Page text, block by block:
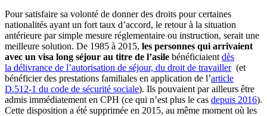
Pour satisfaire sa volonté de donner des droits pour certaines
nationalités ayant un fort taux d’accord, le retour à la situation
antérieure par simple mesure réglementaire ou instruction, serait une
meilleure solution. De 1985 à 2015, les personnes qui arrivaient
avec un visa long séjour au titre de l’asile bénéficiaientdès
la délivrance de l’autorisation de séjour, du droit de travailler(et
bénéficier des prestations familiales en application de l’article
D.512-1 du code de sécurité sociale). Ils pouvaient par ailleurs être
admis immédiatement en CPH (ce qui n’est plus le cas depuis 2016).
Cette disposition a été supprimée en 2015, au même moment où les